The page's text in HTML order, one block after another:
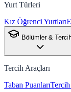
Yurt Türleri
Kız Öğrenci Yurtları
Bölümler &
Tercih Araçları
Taban Puanları